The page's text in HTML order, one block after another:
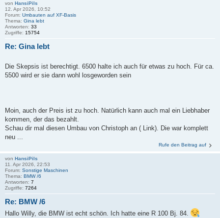
von HansiPils
12. Apr 2026, 10:52
Forum: Umbauten auf XF-Basis
Thema: Gina lebt
Antworten: 33
Zugriffe: 15754
Re: Gina lebt
Die Skepsis ist berechtigt. 6500 halte ich auch für etwas zu hoch. Für ca.
5500 wird er sie dann wohl losgeworden sein
Moin, auch der Preis ist zu hoch. Natürlich kann auch mal ein Liebhaber
kommen, der das bezahlt.
Schau dir mal diesen Umbau von Christoph an ( Link). Die war komplett
neu ...
Rufe den Beitrag auf
von HansiPils
11. Apr 2026, 22:53
Forum: Sonstige Maschinen
Thema: BMW /6
Antworten: 7
Zugriffe: 7264
Re: BMW /6
Hallo Willy, die BMW ist echt schön. Ich hatte eine R 100 Bj. 84.